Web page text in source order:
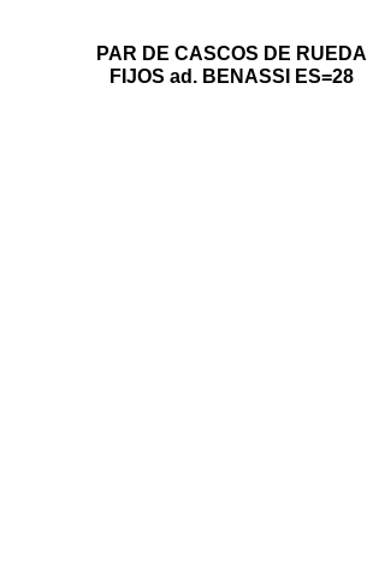
PAR DE CASCOS DE RUEDA
FIJOS ad. BENASSI ES=28